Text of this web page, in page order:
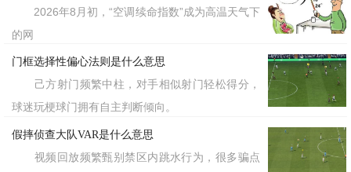
2026年8月初，“空调续命指数”成为高温天气下
的网
门框选择性偏心法则是什么意思
己方射门频繁中柱，对手相似射门轻松得分，
球迷玩梗球门拥有自主判断倾向。
假摔侦查大队VAR是什么意思
视频回放频繁甄别禁区内跳水行为，很多骗点